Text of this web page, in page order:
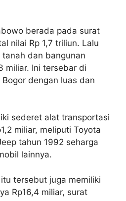
berada pada surat
nilai Rp 1,7 triliun. Lalu
dan bangunan
miliar. Ini tersebar di
dengan luas dan
sederet alat transportasi
miliar, meliputi Toyota
tahun 1992 seharga
lainnya.
tersebut juga memiliki
Rp16,4 miliar, surat